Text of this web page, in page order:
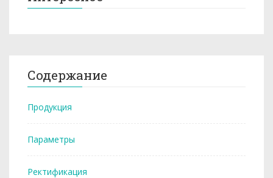
Содержание
Продукция
Параметры
Ректификация